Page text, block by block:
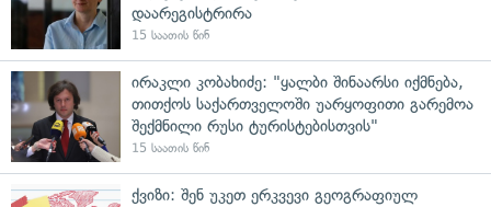
დაარეგისტრირა
15 საათის წინ
ირაკლი კობახიძე: "ყალბი შინაარსი იქმნება,
თითქოს საქართველოში უარყოფითი გარემოა
შექმნილი რუსი ტურისტებისთვის"
15 საათის წინ
ქვიზი: შენ უკეთ ერკვევი გეოგრაფიულ